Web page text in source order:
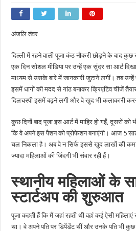
आर्ट
बिजनेस
से
रुपए
रही
हैं
अंजलि तंवर
दिल्ली में रहने वाली पूजा कंठ नौकरी छोड़ने के बाद
एक दिन सोशल मीडिया पर उन्हें एक सुंदर सा आर्ट
माध्यम से उसके बारे में जानकारी जुटाने लगीं। तब
इसमें धागों की मदद से गांठ बनाकर क्रिएटिव चीजें
दिलचस्पी इसमें बढ़ने लगी और वे खुद भी कलाकारी
कुछ दिनों बाद पूजा इस आर्ट में माहिर हो गईं, दूसरों
कि वे अपने इस पैशन को प्रोफेशन बनाएंगी। आज 5
चल निकला है। अब वे न सिर्फ इससे खुद लाखों की
ज्यादा महिलाओं की जिंदगी भी संवार रही हैं।
स्थानीय महिलाओं के
स्टार्टअप की शुरुआत
पूजा कहती हैं कि मैं जहां रहती थी वहां कई ऐसी
था। वे अपने पति पर डिपेंडेंट थीं और उनके पति भी